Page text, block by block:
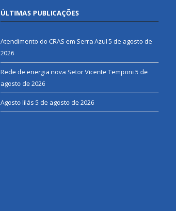
ÚLTIMAS PUBLICAÇÕES
Atendimento do CRAS em Serra Azul 5 de agosto de
2026
Rede de energia nova Setor Vicente Temponi 5 de
agosto de 2026
Agosto lilás 5 de agosto de 2026